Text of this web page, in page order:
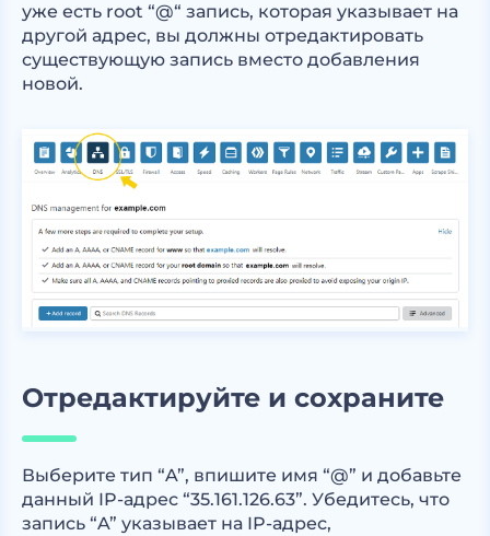
уже есть root “@“ запись, которая указывает на
другой адрес, вы должны отредактировать
существующую запись вместо добавления
новой.
Отредактируйте и сохраните
Выберите тип “A”, впишите имя “@” и добавьте
данный IP-адрес “35.161.126.63”. Убедитесь, что
запись “A” указывает на IP-адрес,